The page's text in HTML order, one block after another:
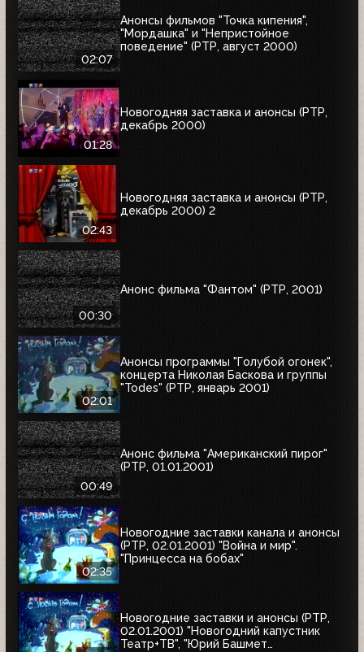
02:07
Анонсы фильмов "Точка кипения",
"Мордашка" и "Непристойное
поведение" (РТР, август 2000)
01:28
Новогодняя заставка и анонсы (РТР,
декабрь 2000)
02:43
Новогодняя заставка и анонсы (РТР,
декабрь 2000) 2
00:30
Анонс фильма "Фантом" (РТР, 2001)
02:01
Анонсы программы "Голубой огонек",
концерта Николая Баскова и группы
"Todes" (РТР, январь 2001)
00:49
Анонс фильма "Американский пирог"
(РТР, 01.01.2001)
02:35
Новогодние заставки канала и анонсы
(РТР, 02.01.2001) "Война и мир".
"Принцесса на бобах"
Новогодние заставки и анонсы (РТР,
02.01.2001) "Новогодний капустник
Театр+ТВ", "Юрий Башмет